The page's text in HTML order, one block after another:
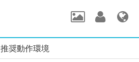
推奨動作環境